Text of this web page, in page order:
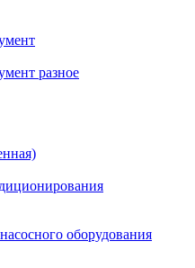
разное
оборудования